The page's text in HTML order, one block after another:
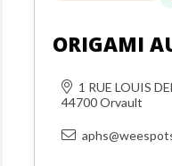
ORIGAMI
1 RUE LOUIS
44700 Orvault